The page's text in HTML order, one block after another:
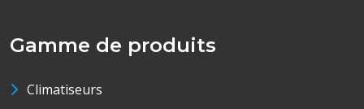
Gamme de produits
Climatiseurs